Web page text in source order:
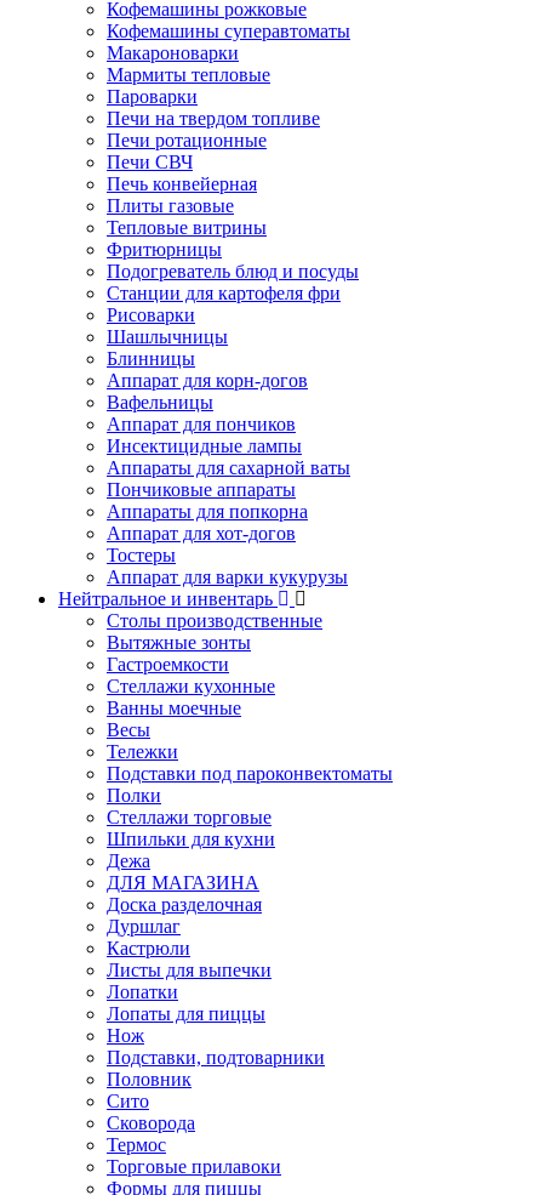
Кофемашины рожковые
Кофемашины суперавтоматы
Макароноварки
Мармиты тепловые
Пароварки
Печи на твердом топливе
Печи ротационные
Печи СВЧ
Печь конвейерная
Плиты газовые
Тепловые витрины
Фритюрницы
Подогреватель блюд и посуды
Станции для картофеля фри
Рисоварки
Шашлычницы
Блинницы
Аппарат для корн-догов
Вафельницы
Аппарат для пончиков
Инсектицидные лампы
Аппараты для сахарной ваты
Пончиковые аппараты
Аппараты для попкорна
Аппарат для хот-догов
Тостеры
Аппарат для варки кукурузы
Нейтральное и инвентарь
Столы производственные
Вытяжные зонты
Гастроемкости
Стеллажи кухонные
Ванны моечные
Весы
Тележки
Подставки под пароконвектоматы
Полки
Стеллажи торговые
Шпильки для кухни
Дежа
ДЛЯ МАГАЗИНА
Доска разделочная
Дуршлаг
Кастрюли
Листы для выпечки
Лопатки
Лопаты для пиццы
Нож
Подставки, подтоварники
Половник
Сито
Сковорода
Термос
Торговые прилавоки
Формы для пиццы